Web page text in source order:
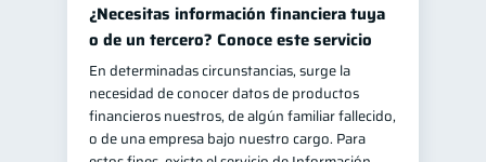
Retiro Doble sueldo
Gasto responsable
información financiera 1
¿Necesitas información financiera tuya
o de un tercero? Conoce este servicio
En determinadas circunstancias, surge la
necesidad de conocer datos de productos
financieros nuestros, de algún familiar fallecido,
o de una empresa bajo nuestro cargo. Para